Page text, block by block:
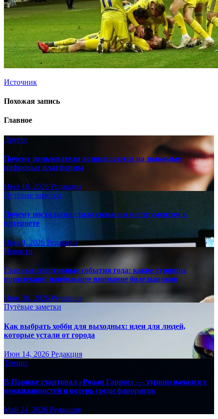
Источник
Похожая запись
Главное
Другое
Почему пользователи возвращаются на знакомые
цифровые платформы
Июл 18, 2026 Редакция
Путёвые заметки
Почему ностальгия стала сильным инструментом в
интернете
Июл 9, 2026 Редакция
Новости
Главные спортивные события года: какие турниры
привлекают наибольшее внимание болельщиков
Июн 30, 2026 Редакция
Путёвые заметки
Как выбрать хобби для выходных: идеи для людей,
которые устали от города
Июн 14, 2026 Редакция
Теннис
В Париже стартовал «Ролан Гаррос» — турнир начался с
неожиданностей и потерь среди фаворитов
Май 24, 2026 Редакция